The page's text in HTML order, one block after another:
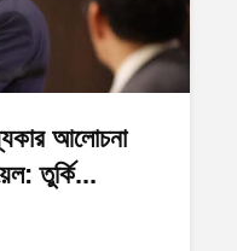
আলোচনা
তুর্কি...